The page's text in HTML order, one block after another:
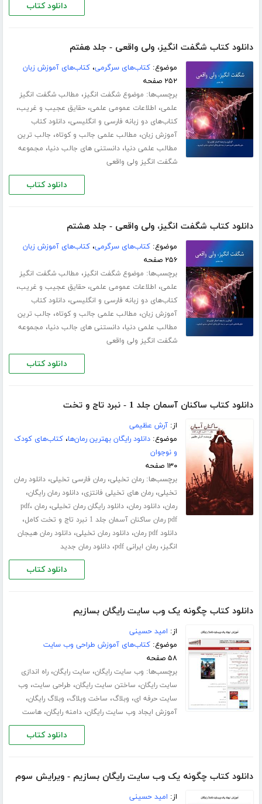
دانلود کتاب
دانلود کتاب شگفت انگیز، ولی واقعی - جلد هفتم
موضوع:کتاب‌های سرگرمی،کتاب‌های آموزش زبان
۲۵۲ صفحه
برچسب‌ها: موضوع شگفت انگیز، مطالب شگفت انگیز
علمی، اطلاعات عمومی علمی،حقایق عجیب و غریب،
کتاب‌های دو زبانه فارسی و انگلیسی،دانلود کتاب
آموزش زبان، مطالب علمی جالب و کوتاه، جالب ترین
مطالب علمی دنیا،دانستنی های جالب دنیا، مجموعه
شگفت انگیز ولی واقعی
دانلود کتاب
دانلود کتاب شگفت انگیز، ولی واقعی - جلد هشتم
موضوع:کتاب‌های سرگرمی،کتاب‌های آموزش زبان
۲۵۶ صفحه
برچسب‌ها: موضوع شگفت انگیز، مطالب شگفت انگیز
علمی، اطلاعات عمومی علمی،حقایق عجیب و غریب،
کتاب‌های دو زبانه فارسی و انگلیسی،دانلود کتاب
آموزش زبان، مطالب علمی جالب و کوتاه، جالب ترین
مطالب علمی دنیا،دانستنی های جالب دنیا، مجموعه
شگفت انگیز ولی واقعی
دانلود کتاب
دانلود کتاب ساکنان آسمان جلد 1 - نبرد تاج و تخت
از:آرش عظیمی
موضوع:دانلود رایگان بهترین رمان‌ها،کتاب‌های کودک
و نوجوان
۱۳۰ صفحه
برچسب‌ها:رمان تخیلی،رمان فارسی تخیلی،دانلود رمان
تخیلی،رمان های تخیلی فانتزی،دانلود رمان رایگان،
رمان،دانلود رمان،دانلود رایگان رمان تخیلی،رمان pdf ،
pdf رمان ساکنان آسمان جلد 1 نبرد تاج و تخت کامل ،
دانلود pdf رمان ،دانلود رمان تخیلی،دانلود رمان هیجان
انگیز،رمان ایرانی pdf ،دانلود رمان جدید
دانلود کتاب
دانلود کتاب چگونه یک وب سایت رایگان بسازیم
از: امید حسینی
موضوع:کتاب‌های آموزش طراحی وب سایت
۵۸ صفحه
برچسب‌ها: وب سایت رایگان، سایت رایگان،راه اندازی
سایت رایگان، ساختن سایت رایگان، طراحی سایت، وب
سایت حرفه ای، وبلاگ، ساخت وبلاگ، وبلاگ رایگان،
آموزش ایجاد وب سایت رایگان،دامنه رایگان،هاست
دانلود کتاب
دانلود کتاب چگونه یک وب سایت رایگان بسازیم - ویرایش سوم
از: امید حسینی